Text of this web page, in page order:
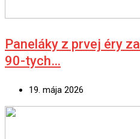
Paneláky z prvej éry
90-tych…
19. mája 2026